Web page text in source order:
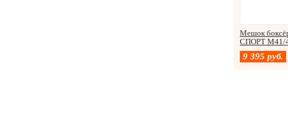
Мешок
СПОРТ М41/
9 395 руб.